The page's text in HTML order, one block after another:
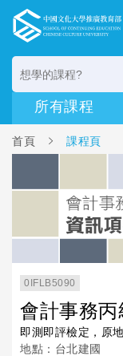
首頁 課程頁
0IFLB5090
會計事務
即測即評檢定，原
地點：台北建國